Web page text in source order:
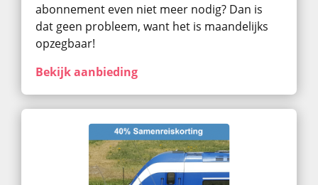
abonnement even niet meer nodig? Dan is
dat geen probleem, want het is maandelijks
opzegbaar!
Bekijk aanbieding